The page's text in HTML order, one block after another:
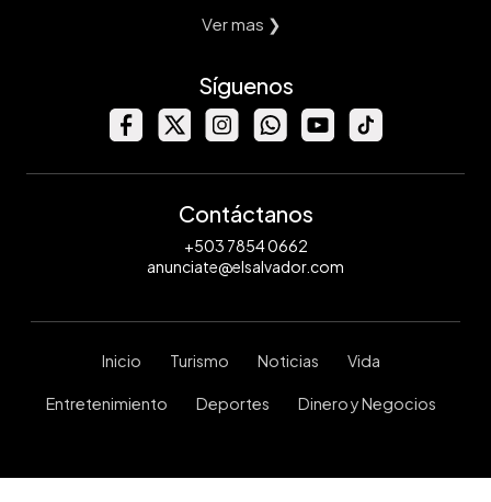
Ver mas ❯
Síguenos
Contáctanos
+503 7854 0662
anunciate@elsalvador.com
Inicio Turismo Noticias Vida
Entretenimiento Deportes Dinero y Negocios